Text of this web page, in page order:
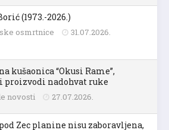
(1973.-2026.)
osmrtnice 31.07.2026.
kušaonica “Okusi Rame”,
proizvodi nadohvat ruke
novosti 27.07.2026.
Zec planine nisu zaboravljena,